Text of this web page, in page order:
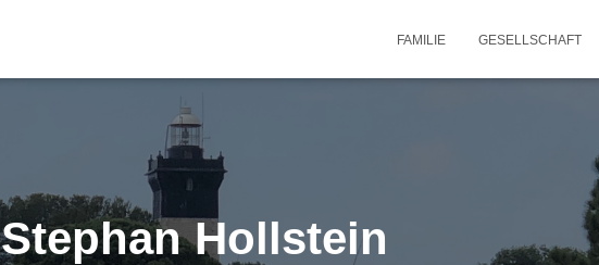
FAMILIE GESELLSCHAFT
Stephan Hollstein